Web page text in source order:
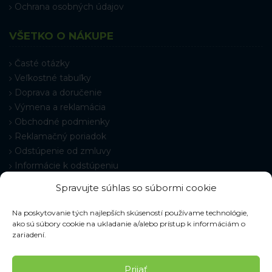
Spravujte súhlas so súbormi cookie
Na poskytovanie tých najlepších skúseností používame technológie,
ako sú súbory cookie na ukladanie a/alebo prístup k informáciám o
zariadení.
Prijať
Ochrana osobných údajov
VŠETKO O NÁKUPE
Časté otázky
Veľkostné tabuľky
Doprava a doručenie
Výmena a reklamácia
Obchodné podmienky
Reklamačný poriadok
Odstúpenie od zmluvy
Informácie k odstúpeniu
Nastavenie cookies
© 2026 Pracovné odevy ZIKO s. r. o., všetky práva vyhradené.